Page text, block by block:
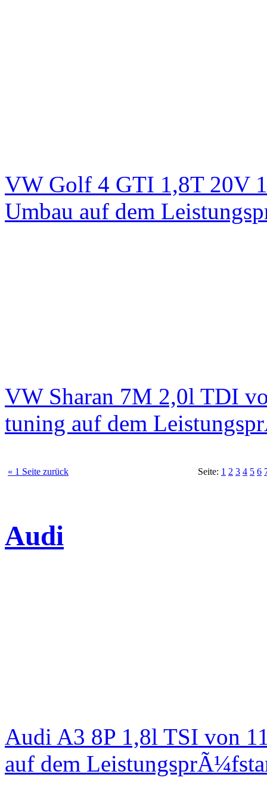
VW Golf 4 GTI 1,8T 20V
Umbau auf dem
VW Sharan 7M 2,0l TDI
tuning auf dem
« 1 Seite zurück Seite: 1 2 3 4 5 6
Audi
Audi A3 8P 1,8l TSI von
auf dem